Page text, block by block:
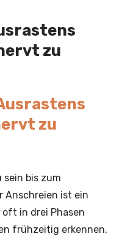
zu
sein bis zum
Anschreien ist ein
oft in drei Phasen
frühzeitig erkennen,